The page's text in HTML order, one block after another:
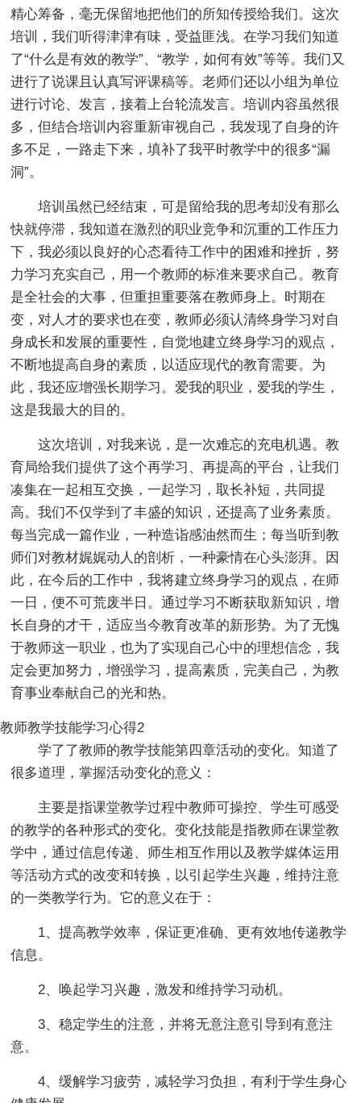
精心筹备，毫无保留地把他们的所知传授给我们。这次
培训，我们听得津津有味，受益匪浅。在学习我们知道
了“什么是有效的教学”、“教学，如何有效”等等。我们又
进行了说课且认真写评课稿等。老师们还以小组为单位
进行讨论、发言，接着上台轮流发言。培训内容虽然很
多，但结合培训内容重新审视自己，我发现了自身的许
多不足，一路走下来，填补了我平时教学中的很多“漏
洞”。
培训虽然已经结束，可是留给我的思考却没有那么
快就停滞，我知道在激烈的职业竞争和沉重的工作压力
下，我必须以良好的心态看待工作中的困难和挫折，努
力学习充实自己，用一个教师的标准来要求自己。教育
是全社会的大事，但重担重要落在教师身上。时期在
变，对人才的要求也在变，教师必须认清终身学习对自
身成长和发展的重要性，自觉地建立终身学习的观点，
不断地提高自身的素质，以适应现代的教育需要。为
此，我还应增强长期学习。爱我的职业，爱我的学生，
这是我最大的目的。
这次培训，对我来说，是一次难忘的充电机遇。教
育局给我们提供了这个再学习、再提高的平台，让我们
凑集在一起相互交换，一起学习，取长补短，共同提
高。我们不仅学到了丰盛的知识，还提高了业务素质。
每当完成一篇作业，一种造诣感油然而生；每当听到教
师们对教材娓娓动人的剖析，一种豪情在心头澎湃。因
此，在今后的工作中，我将建立终身学习的观点，在师
一日，便不可荒废半日。通过学习不断获取新知识，增
长自身的才干，适应当今教育改革的新形势。为了无愧
于教师这一职业，也为了实现自己心中的理想信念，我
定会更加努力，增强学习，提高素质，完美自己，为教
育事业奉献自己的光和热。
教师教学技能学习心得2
学了了教师的教学技能第四章活动的变化。知道了
很多道理，掌握活动变化的意义：
主要是指课堂教学过程中教师可操控、学生可感受
的教学的各种形式的变化。变化技能是指教师在课堂教
学中，通过信息传递、师生相互作用以及教学媒体运用
等活动方式的改变和转换，以引起学生兴趣，维持注意
的一类教学行为。它的意义在于：
1、提高教学效率，保证更准确、更有效地传递教学
信息。
2、唤起学习兴趣，激发和维持学习动机。
3、稳定学生的注意，并将无意注意引导到有意注
意。
4、缓解学习疲劳，减轻学习负担，有利于学生身心